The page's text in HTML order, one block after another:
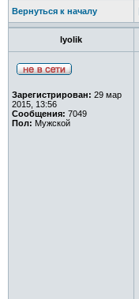
Вернуться к началу
lyolik
Зарегистрирован: 29 мар
2015, 13:56
Сообщения: 7049
Пол: Мужской